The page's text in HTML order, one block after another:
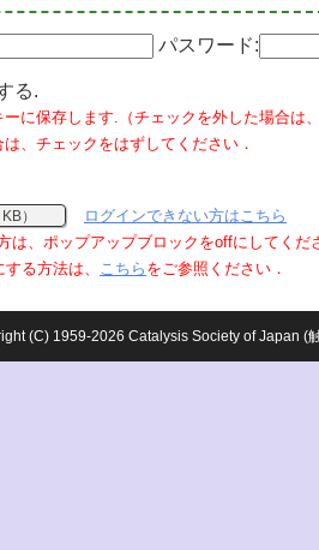
パスワード:
る.
に保存します.（チェックを外した場合は
、チェックをはずしてください．
）
ログインできない方はこちら
は、ポップアップブロックをoffにしてくだ
る方法は、 こちら をご参照ください．
(C) 1959-2026 Catalysis Society of Japan (